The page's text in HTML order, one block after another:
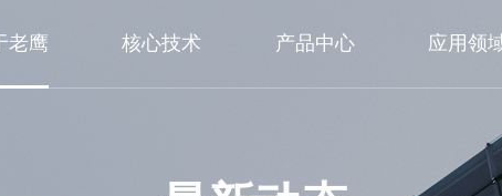
老鹰 核心技术 产品中心 应用领